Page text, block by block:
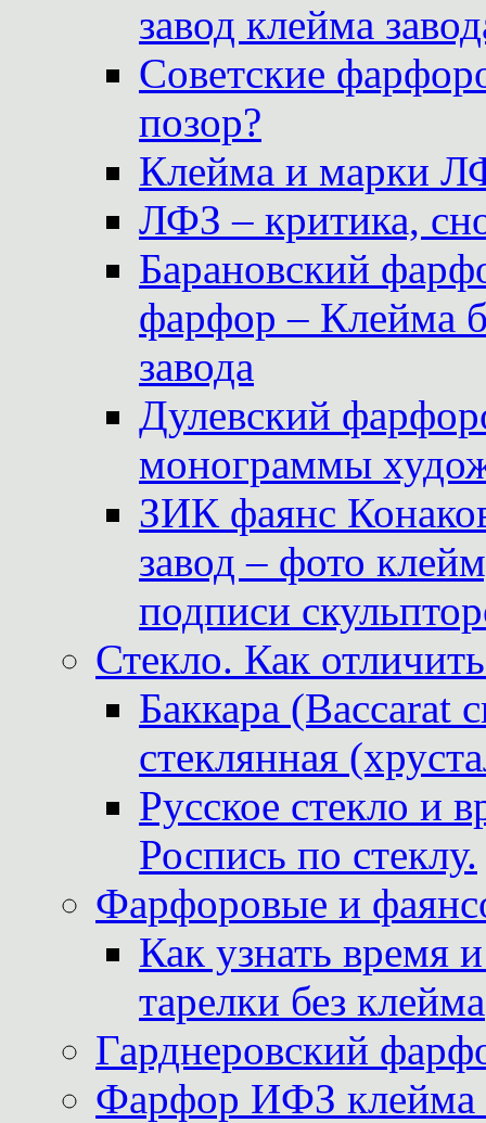
завод клейма
Советские
позор?
Клейма и марки
ЛФЗ – критика,
Барановский
фарфор – Клейма
завода
Дулевский
монограммы
ЗИК фаянс
завод – фото
подписи
Стекло. Как
Баккара (Baccarat
стеклянная
Русское стекло и
Роспись по стеклу.
Фарфоровые и
Как узнать время
тарелки без клейма
Гарднеровский
Фарфор ИФЗ клейма